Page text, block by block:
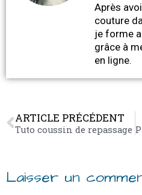
Après
couture
je forme
grâce à
en ligne.
ARTICLE PRÉCÉDENT
Tuto coussin de repassage
Laisser un